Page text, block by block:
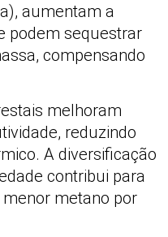
aumentam a
podem sequestrar
compensando
melhoram
reduzindo
A diversificação
contribui para
metano por